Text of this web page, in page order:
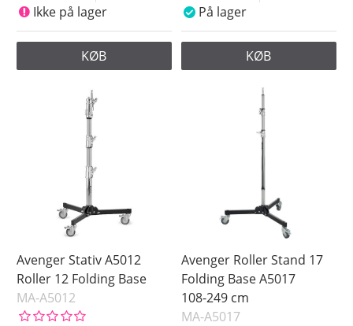
Ikke på lager
KØB
På lager
KØB
Avenger Stativ A5012
Roller 12 Folding Base
MA-A5012
Avenger Roller Stand 17
Folding Base A5017
108-249 cm
MA-A5017